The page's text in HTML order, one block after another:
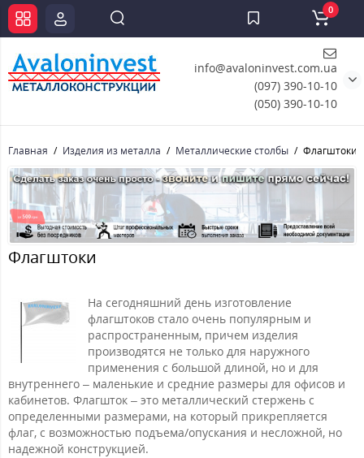
info@avaloninvest.com.ua
(097) 390-10-10
(050) 390-10-10
0
Главная Изделия из металла Металлические столбы Флагштоки
Флагштоки
На сегодняшний день изготовление
флагштоков стало очень популярным и
распространенным, причем изделия
производятся не только для наружного
применения с большой длиной, но и для
внутреннего – маленькие и средние размеры для офисов и
кабинетов. Флагшток – это металлический стержень с
определенными размерами, на который прикрепляется
флаг, с возможностью подъема/опускания и несложной, но
надежной конструкцией.